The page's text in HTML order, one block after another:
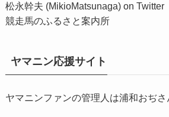
松永幹夫 (MikioMatsunaga) on Twitter
競走馬のふるさと案内所
ヤマニン応援サイト
ヤマニンファンの管理人は浦和おぢ